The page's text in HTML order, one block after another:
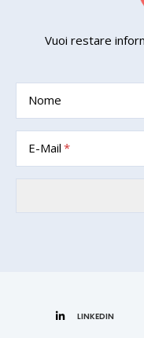
Vuoi restare
Nome
E-Mail
LINKEDIN